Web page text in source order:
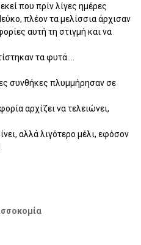
που πρίν λίγες ημέρες
πλέον τα μελίσσια άρχισαν
αυτή τη στιγμή και να
τα φυτά....
συνθήκες πλυμμήρησαν σε
αρχίζει να τελειώνει,
αλλά λιγότερο μέλι, εφόσον